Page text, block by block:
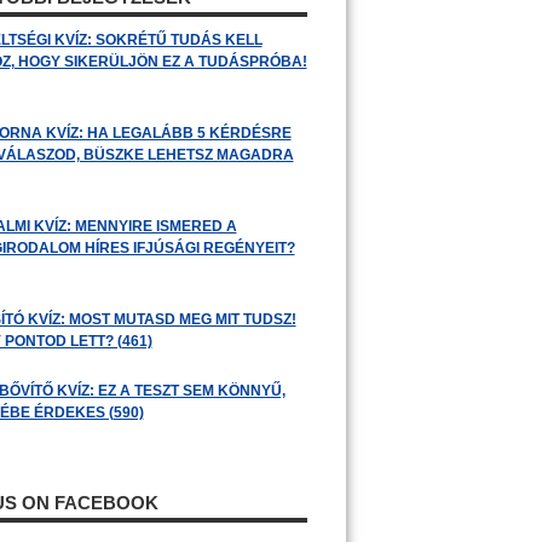
KVÍZ: SOKRÉTŰ TUDÁS KELL
HOGY SIKERÜLJÖN EZ A TUDÁSPRÓBA!
KVÍZ: HA LEGALÁBB 5 KÉRDÉSRE
BÜSZKE LEHETSZ MAGADRA
KVÍZ: MENNYIRE ISMERED A
HÍRES IFJÚSÁGI REGÉNYEIT?
KVÍZ: MOST MUTASD MEG MIT TUDSZ!
LETT? (461)
KVÍZ: EZ A TESZT SEM KÖNNYŰ,
ÉRDEKES (590)
ON FACEBOOK